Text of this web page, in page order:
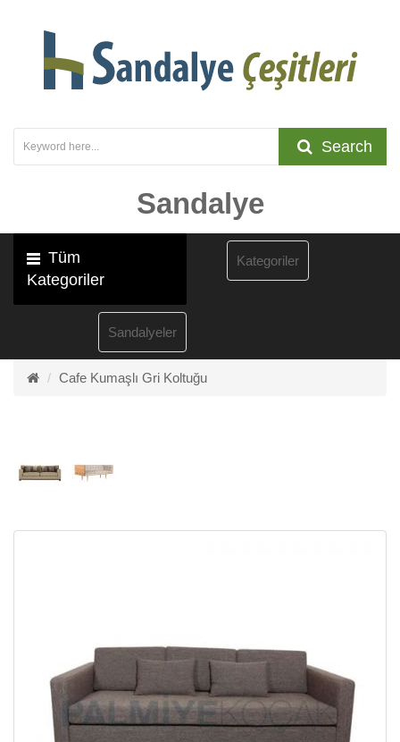
Search
Sandalye
Tüm
Kategoriler
Sandalyeler
Kategoriler
Cafe Kumaşlı Gri Koltuğu